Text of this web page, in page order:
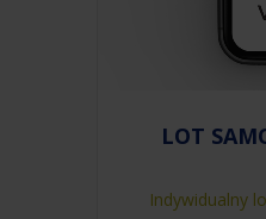
LOT
Indywidualny